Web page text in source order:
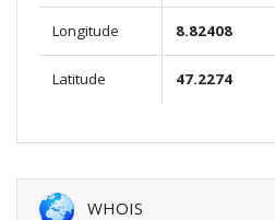
Longitude 8.82408
Latitude 47.2274
WHOIS